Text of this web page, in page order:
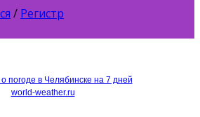
/ Регистр
погоде в Челябинске на 7 дней
world-weather.ru